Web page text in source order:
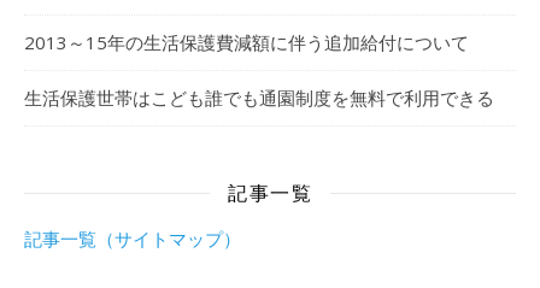
2013～15年の生活保護費減額に伴う追加給付について
生活保護世帯はこども誰でも通園制度を無料で利用できる
記事一覧
記事一覧（サイトマップ）